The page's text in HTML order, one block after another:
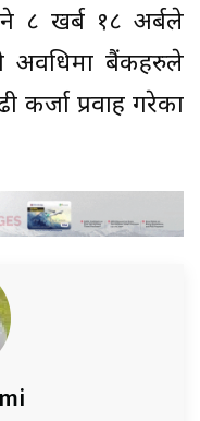
८ खर्ब १८ अर्बले
अवधिमा बैंकहरुले
कर्जा प्रवाह गरेका